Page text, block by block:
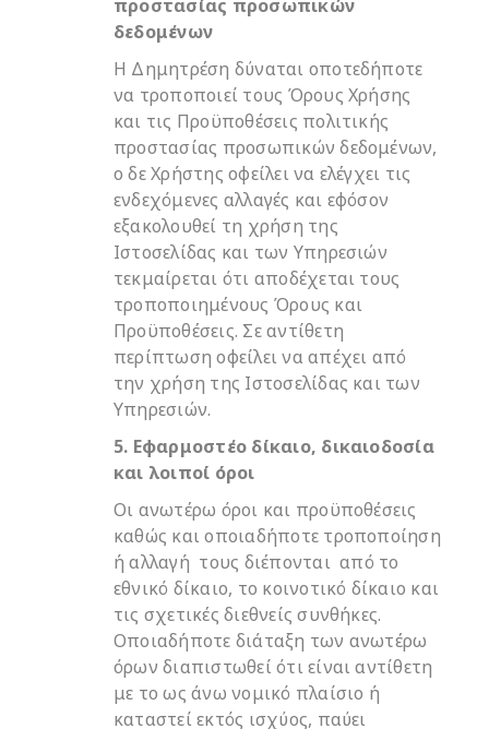
προστασίας προσωπικών
δεδομένων
Η Δημητρέση δύναται οποτεδήποτε
να τροποποιεί τους Όρους Χρήσης
και τις Προϋποθέσεις πολιτικής
προστασίας προσωπικών δεδομένων,
ο δε Χρήστης οφείλει να ελέγχει τις
ενδεχόμενες αλλαγές και εφόσον
εξακολουθεί τη χρήση της
Ιστοσελίδας και των Υπηρεσιών
τεκμαίρεται ότι αποδέχεται τους
τροποποιημένους Όρους και
Προϋποθέσεις. Σε αντίθετη
περίπτωση οφείλει να απέχει από
την χρήση της Ιστοσελίδας και των
Υπηρεσιών.
5. Εφαρμοστέο δίκαιο, δικαιοδοσία
και λοιποί όροι
Οι ανωτέρω όροι και προϋποθέσεις
καθώς και οποιαδήποτε τροποποίηση
ή αλλαγή τους διέπονται από το
εθνικό δίκαιο, το κοινοτικό δίκαιο και
τις σχετικές διεθνείς συνθήκες.
Οποιαδήποτε διάταξη των ανωτέρω
όρων διαπιστωθεί ότι είναι αντίθετη
με το ως άνω νομικό πλαίσιο ή
καταστεί εκτός ισχύος, παύει